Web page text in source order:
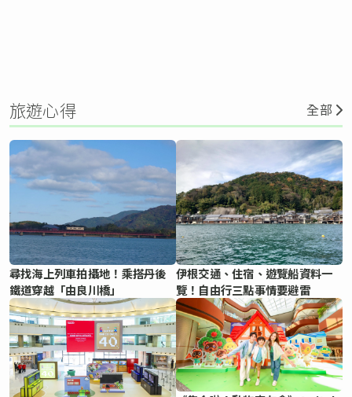
旅遊心得 全部
尋找海上列車拍攝地！乘搭丹後
鐵道穿越「由良川橋」
伊根交通、住宿、遊覽船資料一
覽！自由行三點事情要避雷